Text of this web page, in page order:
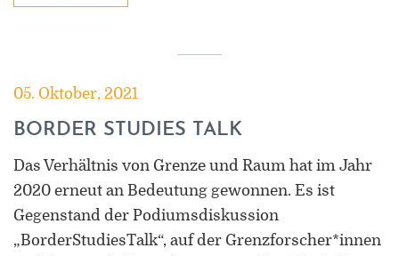
05. Oktober, 2021
BORDER STUDIES TALK
Das Verhältnis von Grenze und Raum hat im Jahr
2020 erneut an Bedeutung gewonnen. Es ist
Gegenstand der Podiumsdiskussion
„BorderStudiesTalk“, auf der Grenzforscher*innen